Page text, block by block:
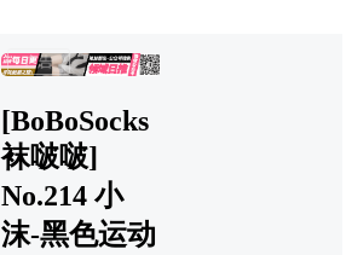
广告
[BoBoSocks
袜啵啵]
No.214 小
沫-黑色运动